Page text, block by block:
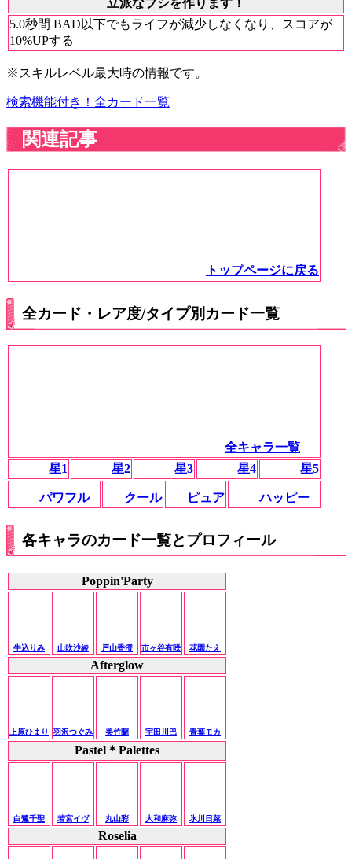
立派なブシを作ります！
5.0秒間 BAD以下でもライフが減少しなくなり、スコアが
10%UPする
※スキルレベル最大時の情報です。
検索機能付き！全カード一覧
関連記事
トップページに戻る
全カード・レア度/タイプ別カード一覧
全キャラ一覧
星1
星2 星3 星4 星5
パワフル クール ピュア ハッピー
各キャラのカード一覧とプロフィール
Poppin'Party
牛込りみ 山吹沙綾 戸山香澄 市ヶ谷有咲 花園たえ
Afterglow
上原ひまり 羽沢つぐみ 美竹蘭 宇田川巴 青葉モカ
Pastel＊Palettes
白鷺千聖 若宮イヴ 丸山彩 大和麻弥 氷川日菜
Roselia